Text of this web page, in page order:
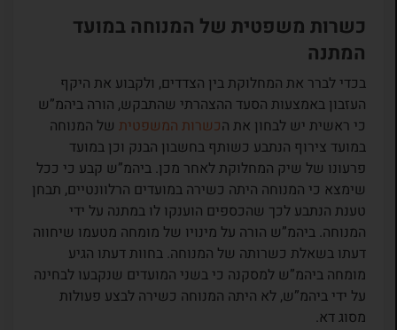
כשרות משפטית של המנוחה במועד
המתנה
בכדי לברר את המחלוקת בין הצדדים, ולקבוע את היקף
העזבון באמצעות הסעד ההצהרתי שהתבקש, הורה ביהמ”ש
כי ראשית יש לבחון את הכשרות המשפטיתשל המנוחה
במועד צירוף הנתבע כשותף בחשבון הבנק וכן במועד
פרעונו של שיק המחלוקת לאחר מכן. ביהמ”ש קבע כי ככל
שימצא כי המנוחה היתה כשירה במועדים הרלוונטיים, תבחן
טענת הנתבע לכך שהכספים הוענקו לו במתנה על ידי
המנוחה. ביהמ”ש הורה על מינויו של מומחה מטעמו שיחווה
דעתו בשאלת כשרותה של המנוחה. בחוות דעתו הגיע
מומחה ביהמ”ש למסקנה כי בשני המועדים שנקבעו לבחינה
על ידי ביהמ”ש, לא היתה המנוחה כשירה לבצע פעולות
מסוג דא.